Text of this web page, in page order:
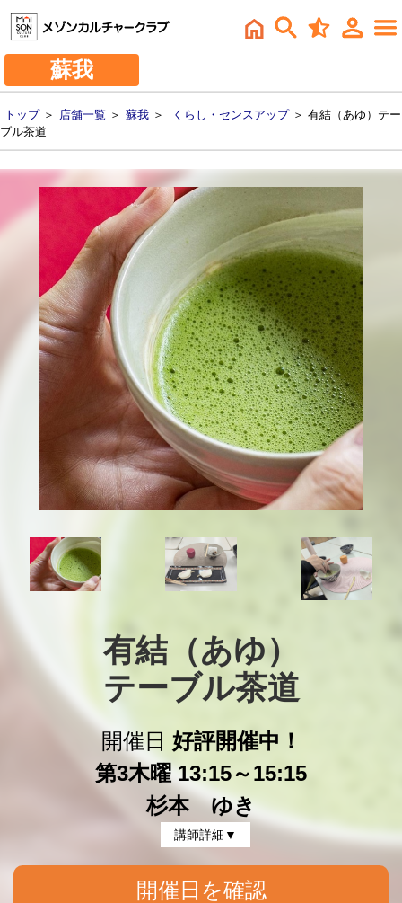
蘇我
トップ＞ 店舗一覧 ＞ 蘇我 ＞ くらし・センスアップ＞ 有結（あゆ）テー
ブル茶道
有結（あゆ）
テーブル茶道
開催日 好評開催中！
第3木曜 13:15～15:15
杉本 ゆき
講師詳細▼
開催日を確認